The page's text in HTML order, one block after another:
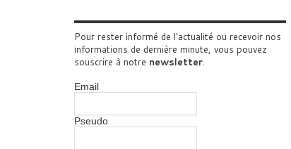
Pour rester informé de l'actualité ou recevoir nos
informations de dernière minute, vous pouvez
souscrire à notre newsletter.
Email
Pseudo